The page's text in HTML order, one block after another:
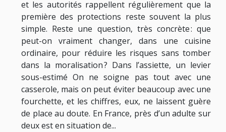
et les autorités rappellent régulièrement que la
première des protections reste souvent la plus
simple. Reste une question, très concrète : que
peut-on vraiment changer, dans une cuisine
ordinaire, pour réduire les risques sans tomber
dans la moralisation ? Dans l’assiette, un levier
sous-estimé On ne soigne pas tout avec une
casserole, mais on peut éviter beaucoup avec une
fourchette, et les chiffres, eux, ne laissent guère
de place au doute. En France, près d’un adulte sur
deux est en situation de...